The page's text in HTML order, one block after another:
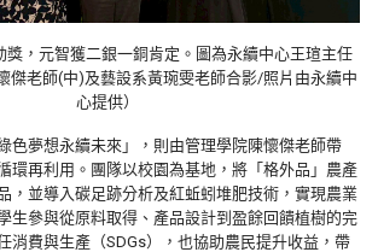
獎，元智獲二銀一銅肯定。圖為永續中心王瑄主任
傑老師(中)及藝設系黃琬雯老師合影/照片由永續中
心提供）
色夢想永續未來」，則由管理學院陳懷傑老師帶
環再利用。團隊以校園為基地，將「格外品」農產
，並導入碳足跡分析及紅蚯蚓堆肥技術，實現農業
生參與從原料取得、產品設計到盈餘回饋植樹的完
消費與生產（SDGs），也協助農民提升收益，帶